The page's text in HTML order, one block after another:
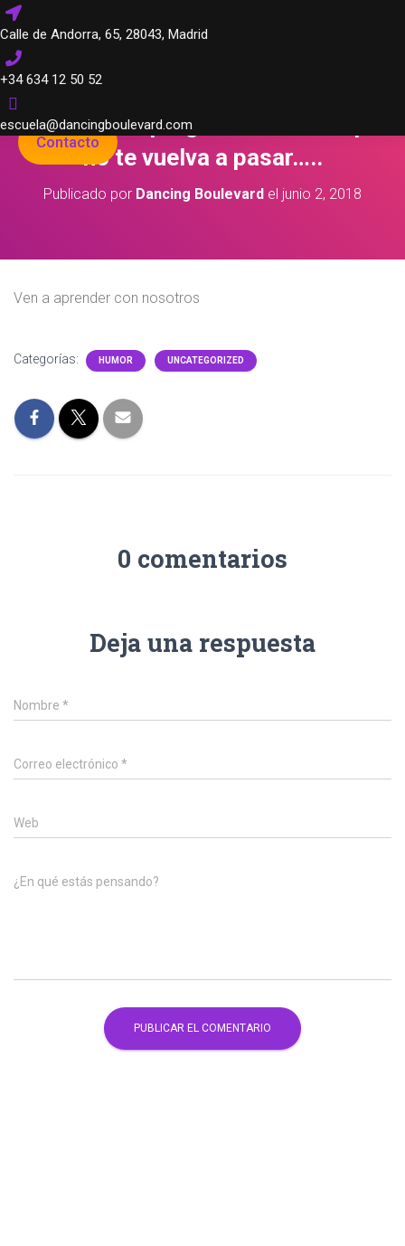
Calle de Andorra, 65, 28043, Madrid
+34 634 12 50 52
escuela@dancingboulevard.com
Contacto
¿Odias si te preguntan bailas? que
no te vuelva a pasar…..
Publicado por Dancing Boulevard el junio 2, 2018
Ven a aprender con nosotros
Categorías: HUMOR UNCATEGORIZED
0 comentarios
Deja una respuesta
Nombre *
Correo electrónico *
Web
¿En qué estás pensando?